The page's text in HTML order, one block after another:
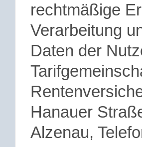
rechtmäßige
Verarbeitung
Daten der
Hanauer
Alzenau,